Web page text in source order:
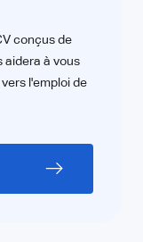
conçus de
aidera à vous
l'emploi de